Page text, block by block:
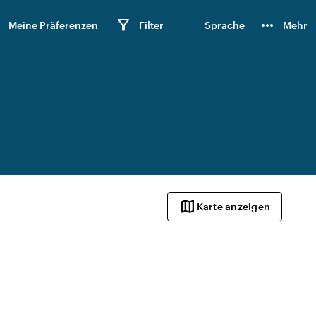
Meine Präferenzen Filter
filter_alt Sprache Mehr
more_horiz
map Karte anzeigen